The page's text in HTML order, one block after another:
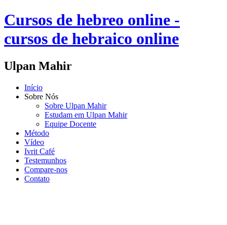
Cursos de hebreo online -
cursos de hebraico online
Ulpan Mahir
Início
Sobre Nós
Sobre Ulpan Mahir
Estudam em Ulpan Mahir
Equipe Docente
Método
Vídeo
Ivrit Café
Testemunhos
Compare-nos
Contato